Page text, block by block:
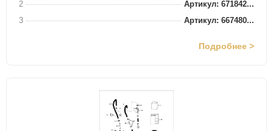
2
Артикул: 671842...
3
Артикул: 667480...
Подробнее >